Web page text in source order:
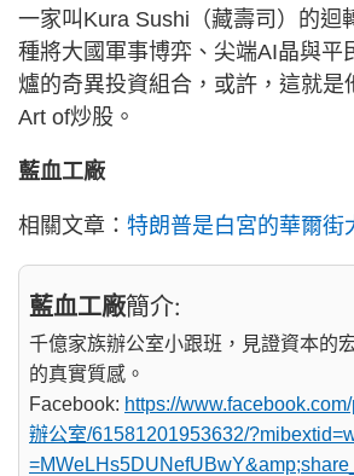
一家叫Kura Sushi（藏壽司）的迴
種將大國軍事博弈、尖端AI晶與平
爐的奇異投資組合，或許，這就是
Art of炒股。
藍血工廠
相關文章： 特朗普是白宮的華爾街
藍血工廠簡介:
千億家族辦公室小跟班，見證資本的
的真實質感。
Facebook: https://
辦公室/61581201953632/